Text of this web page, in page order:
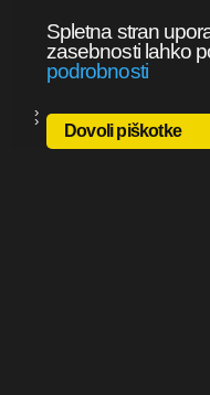
Spletna stran
zasebnosti lahko
podrobnosti
Dovoli piškotke